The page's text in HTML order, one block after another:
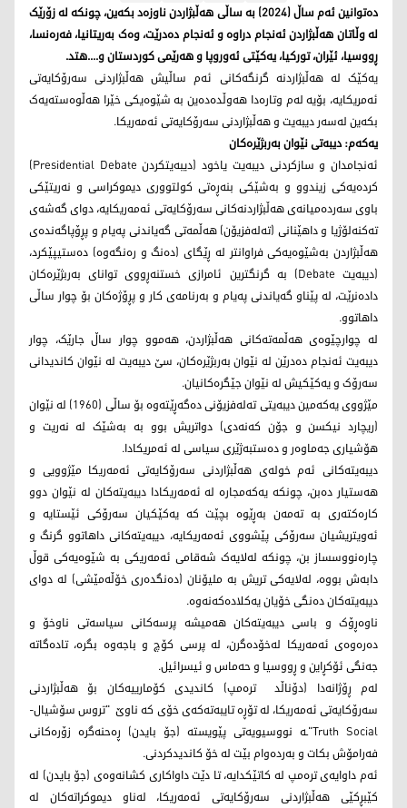
دەتوانین ئەم ساڵ (2024) بە ساڵی هەڵبژاردن ناوزەد بکەین، چونکە لە زۆرێک
لە وڵاتان هەڵبژاردن ئەنجام دراوە و ئەنجام دەدرێت، وەک بەریتانیا، فەرەنسا،
ڕووسیا، ئێران، تورکیا، یەکێتی ئەوروپا و هەرێمی کوردستان و....هتد.
یەکێک لە هەڵبژاردنە گرنگەکانی ئەم ساڵیش هەڵبژاردنی سەرۆکایەتی
ئەمریکایە، بۆیە لەم وتارەدا هەوڵدەدەین بە شێوەیکی خێرا هەڵوەستەیەک
بکەین لەسەر دیبەیت و هەڵبژاردنی سەرۆکایەتی ئەمەریکا.
یەکەم: دیبەتی نێوان بەربژێرەکان
ئەنجامدان و سازکردنی دیبەیت یاخود (دیبەیتکردن Presidential Debate)
کردەیەکی زیندوو و بەشێکی بنەڕەتی کولتووری دیموکراسی و نەریتێکی
باوی سەردەمیانەی هەڵبژاردنەکانی سەرۆکایەتی ئه‌مه‌ریكایە، دوای گەشەی
تەکنەلۆژیا و داهێنانی (تەلەفزیۆن) هەڵمەتی گەیاندنی پەیام و پڕۆپاگەندەی
هەڵبژاردن بەشێوەیەکی فراوانتر لە ڕێگای (دەنگ و رەنگەوە) دەستیپێکرد،
(دیبەیت Debate) بە گرنگترین ئامرازی خستنەڕووی توانای بەربژێرەکان
دادەنرێت، لە پێناو گەیاندنی پەیام و بەرنامەی کار و پڕۆژەکان بۆ چوار ساڵی
داهاتوو.
لە چوارچێوەی هەڵمەتەکانی هەڵبژاردن، هەموو چوار ساڵ جارێک، چوار
دیبەیت ئەنجام دەدرێن لە نێوان بەربژێرەکان، سێ دیبەیت لە نێوان کاندیدانی
سەرۆک و یەکێکیش لە نێوان جێگرەکانیان.
مێژووی یەکەمین دیبەیتی تەلەفزیۆنی دەگەڕێتەوە بۆ ساڵی (1960) لە نێوان
(ریچارد نیکسن و جۆن کەنەدی) دواتریش بوو بە بەشێک لە نەریت و
هۆشیاری جەماوەر و دەستبەژێری سیاسی لە ئەمریکادا.
دیبەیتەکانی ئەم خولەی هەڵبژاردنی سەرۆکایەتی ئەمەریکا مێژوویی و
هەستیار دەبن، چونکە یەکەمجارە لە ئەمەریکادا دیبەیتەکان لە نێوان دوو
کارەکتەری بە تەمەن بەڕێوە بچێت کە یەکێکیان سەرۆکی ئێستایە و
ئەویتریشیان سەرۆکی پێشووی ئەمەریکایە، دیبەیتەکانی داهاتوو گرنگ و
چارەنووسساز بن، چونکە لەلایەک شەقامی ئەمەریکی بە شێوەیەکی قوڵ
دابەش بووە، لەلایەکی تریش بە ملیۆنان (دەنگدەری خۆڵەمێشی) لە دوای
دیبەیتەکان دەنگی خۆیان یەکلادەکەنەوە.
ناوەڕۆک و باسی دیبەیتەکان هەمیشە پرسەکانی سیاسەتی ناوخۆ و
دەرەوەی ئەمەریکا لەخۆدەگرن، لە پرسی کۆچ و باجەوە بگرە، تادەگاتە
جەنگی ئۆکڕاین و ڕووسیا و حەماس و ئیسرائیل.
لەم ڕۆژانەدا (دۆناڵد ترەمپ) كاندیدی كۆمارییەكان بۆ هەڵبژاردنی
سەرۆكایەتی ئەمەریكا، لە تۆڕە تایبەتەكەی خۆی کە ناوێ "تروس سۆشیال-
Truth Social"ـە نووسیویەتی پێویستە (جۆ بایدن) ڕەحنەگرە زۆرەكانی
فەرامۆش بكات و بەردەوام بێت لە خۆ كاندیدكردنی.
ئەم داوایەی ترەمپ لە كاتێكدایە، تا دێت داواكاری كشانەوەی (جۆ بایدن) لە
كێبڕكێی هەڵبژاردنی سەرۆكایەتی ئەمەریكا، لەناو دیموكراتەكان لە